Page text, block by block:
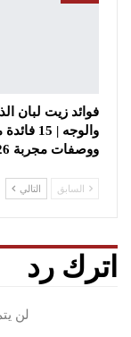
فوائد زيت لبان
والوجه | 15
ووصفات مجربة 2026
السابق التالي
اترك رد
لن